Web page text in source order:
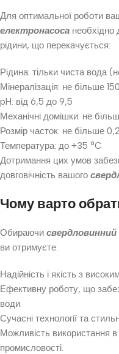
Для оптимальної роботи
електронасоса необхідно
рідини, що перекачується:
Рідина: тільки чиста вода
Мінералізація: не більше
pH: від 6,5 до 9,5
Механічні домішки: не
Розмір часток: не більше
Температура: до +35 °C
Дотримання цих умов
довговічність вашого
Чому варто
Обираючи
ви отримуєте:
Надійність і якість з
Ефективну роботу, що
води.
Сучасні технології та
Можливість використання
промисловості.